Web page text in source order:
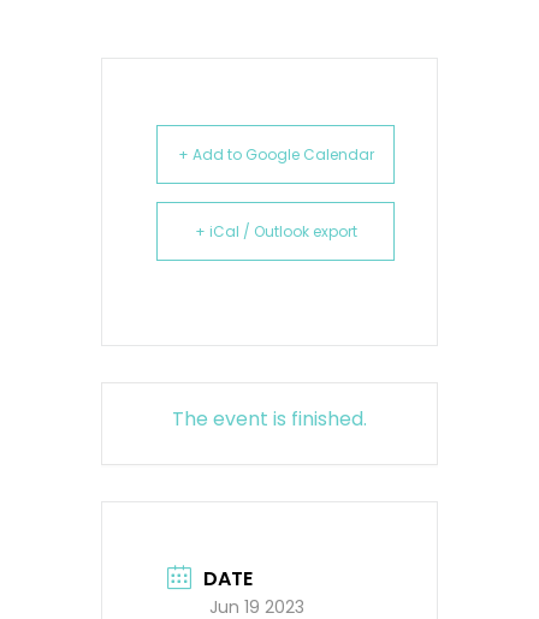
+ Add to Google Calendar
+ iCal / Outlook export
The event is finished.
DATE
Jun 19 2023